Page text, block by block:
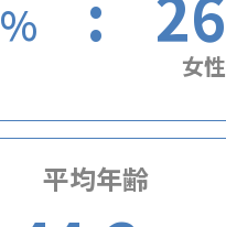
%
女性
平均年齢